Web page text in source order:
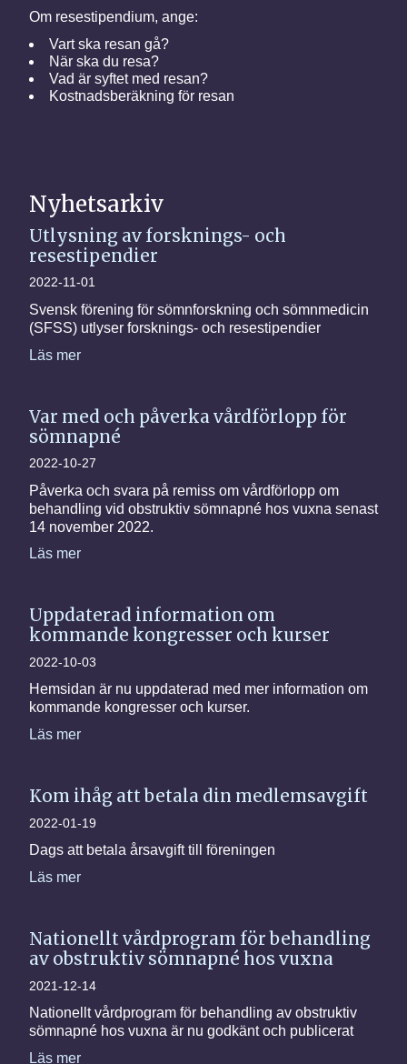
Om resestipendium, ange:
Vart ska resan gå?
När ska du resa?
Vad är syftet med resan?
Kostnadsberäkning för resan
Nyhetsarkiv
Utlysning av forsknings- och
resestipendier
2022-11-01
Svensk förening för sömnforskning och sömnmedicin
(SFSS) utlyser forsknings- och resestipendier
Läs mer
Var med och påverka vårdförlopp för
sömnapné
2022-10-27
Påverka och svara på remiss om vårdförlopp om
behandling vid obstruktiv sömnapné hos vuxna senast
14 november 2022.
Läs mer
Uppdaterad information om
kommande kongresser och kurser
2022-10-03
Hemsidan är nu uppdaterad med mer information om
kommande kongresser och kurser.
Läs mer
Kom ihåg att betala din medlemsavgift
2022-01-19
Dags att betala årsavgift till föreningen
Läs mer
Nationellt vårdprogram för behandling
av obstruktiv sömnapné hos vuxna
2021-12-14
Nationellt vårdprogram för behandling av obstruktiv
sömnapné hos vuxna är nu godkänt och publicerat
Läs mer